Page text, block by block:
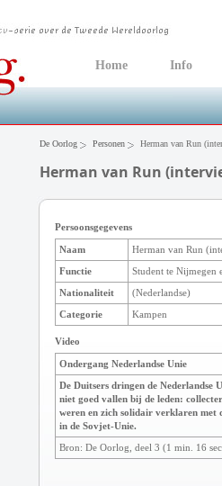
Home Info
De Oorlog Personen Herman van Run
Herman van Run
Persoonsgegevens
Naam
Herman van Run
Functie
Student te Nijmegen
Nationaliteit
(Nederlandse)
Categorie
Kampen
Video
Ondergang Nederlandse Unie
De Duitsers dringen de Nederlandse
niet goed vallen bij de leden:
weren en zich solidair verklaren met
in de Sovjet-Unie.
Bron: De Oorlog, deel 3 (1 min. 16